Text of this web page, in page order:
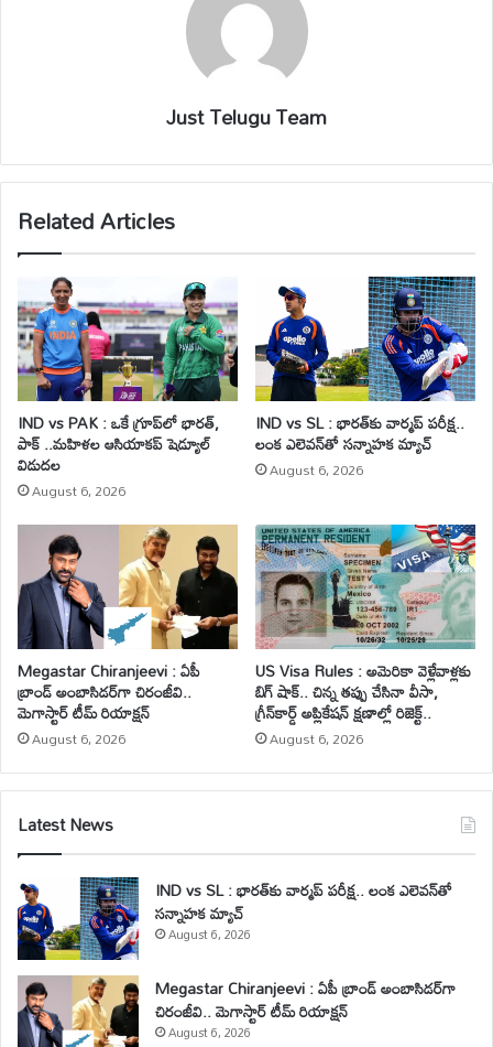
Just Telugu Team
Related Articles
IND vs PAK : ఒకే గ్రూప్‌లో భారత్,
పాక్ ..మహిళల ఆసియాకప్ షెడ్యూల్
విడుదల
August 6, 2026
IND vs SL : భారత్‌కు వార్మప్ పరీక్ష..
లంక ఎలెవన్‌తో సన్నాహక మ్యాచ్
August 6, 2026
Megastar Chiranjeevi : ఏపీ
బ్రాండ్ అంబాసిడర్‌గా చిరంజీవి..
మెగాస్టార్ టీమ్ రియాక్షన్
August 6, 2026
US Visa Rules : అమెరికా వెళ్లేవాళ్లకు
బిగ్ షాక్.. చిన్న తప్పు చేసినా వీసా,
గ్రీన్‌కార్డ్ అప్లికేషన్ క్షణాల్లో రిజెక్ట్..
August 6, 2026
Latest News
IND vs SL : భారత్‌కు వార్మప్ పరీక్ష.. లంక ఎలెవన్‌తో
సన్నాహక మ్యాచ్
August 6, 2026
Megastar Chiranjeevi : ఏపీ బ్రాండ్ అంబాసిడర్‌గా
చిరంజీవి.. మెగాస్టార్ టీమ్ రియాక్షన్
August 6, 2026